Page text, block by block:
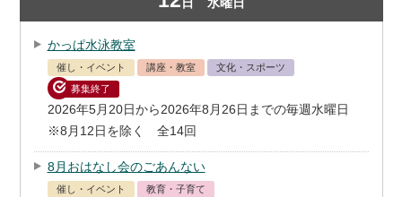
日 水曜日
かっぱ水泳教室
催し・イベント 講座・教室
文化・スポーツ
募集終了
2026年5月20日から2026年8月26日までの毎週水曜日
※8月12日を除く 全14回
8月おはなし会のごあんない
催し・イベント 教育・子育て